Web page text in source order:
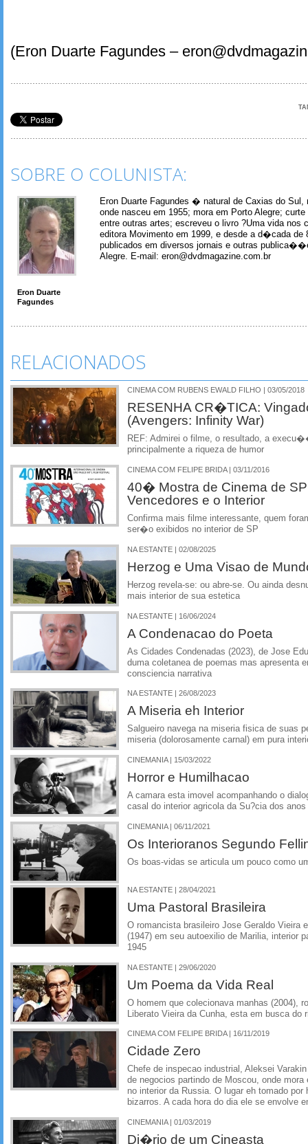
(Eron Duarte Fagundes –
SOBRE O COLUNISTA:
Eron Duarte
Fagundes
Eron Duarte Fagundes � natural de Caxias do Sul,
onde nasceu em 1955; mora em Porto Alegre;
entre outras artes; escreveu o livro ?Uma vida nos
editora Movimento em 1999, e desde a d�cada de
publicados em diversos jornais e outras
Alegre. E-mail: eron@dvdmagazine.com.br
RELACIONADOS
CINEMA COM RUBENS EWALD FILHO | 03/05/2018
RESENHA CR�TICA:
(Avengers: Infinity War)
REF: Admirei o filme, o resultado, a
principalmente a riqueza de humor
CINEMA COM FELIPE BRIDA | 03/11/2016
40� Mostra de Cinema de
Vencedores e o Interior
Confirma mais filme interessante, quem
ser�o exibidos no interior de SP
NA ESTANTE | 02/08/2025
Herzog e Uma Visao de
Herzog revela-se: ou abre-se. Ou ainda
mais interior de sua estetica
NA ESTANTE | 16/06/2024
A Condenacao do Poeta
As Cidades Condenadas (2023), de Jose
duma coletanea de poemas mas apresenta
consciencia narrativa
NA ESTANTE | 26/08/2023
A Miseria eh Interior
Salgueiro navega na miseria fisica de suas
miseria (dolorosamente carnal) em pura
CINEMANIA | 15/03/2022
Horror e Humilhacao
A camara esta imovel acompanhando o
casal do interior agricola da Su?cia dos anos
CINEMANIA | 06/11/2021
Os Interioranos Segundo
Os boas-vidas se articula um pouco como
NA ESTANTE | 28/04/2021
Uma Pastoral Brasileira
O romancista brasileiro Jose Geraldo Vieira
(1947) em seu autoexilio de Marilia, interior
1945
NA ESTANTE | 29/06/2020
Um Poema da Vida Real
O homem que colecionava manhas (2004),
Liberato Vieira da Cunha, esta em busca
CINEMA COM FELIPE BRIDA | 16/11/2019
Cidade Zero
Chefe de inspecao industrial, Aleksei
de negocios partindo de Moscou, onde
no interior da Russia. O lugar eh tomado
bizarros. A cada hora do dia ele se envolve
CINEMANIA | 01/03/2019
Di�rio de um Cineasta